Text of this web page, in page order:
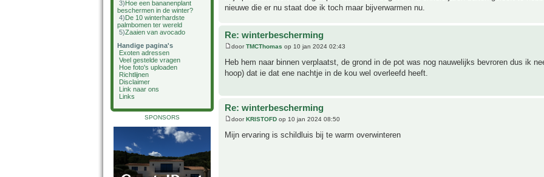
3)Hoe een bananenplant
beschermen in de winter?
4)De 10 winterhardste
palmbomen ter wereld
5)Zaaien van avocado
Handige pagina's
Exoten adressen
Veel gestelde vragen
Hoe foto's uploaden
Richtlijnen
Disclaimer
Link naar ons
Links
SPONSORS
nieuwe die er nu staat doe ik toch maar bijverwarmen nu.
Re: winterbescherming
doorTMCThomas op 10 jan 2024 02:43
Heb hem naar binnen verplaatst, de grond in de pot was nog nauwelijks bevroren dus ik
hoop) dat ie dat ene nachtje in de kou wel overleefd heeft.
Re: winterbescherming
doorKRISTOFD op 10 jan 2024 08:50
Mijn ervaring is schildluis bij te warm overwinteren